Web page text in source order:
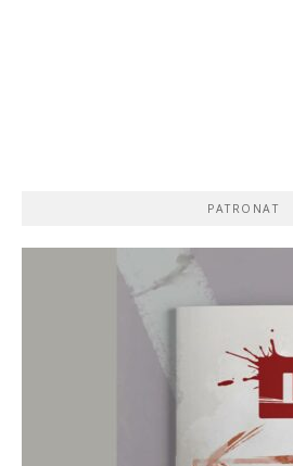
PATRONAT